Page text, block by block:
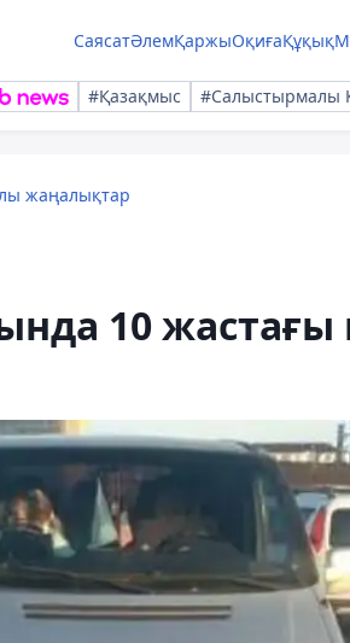
СаясатӘлемҚаржыОқиғаҚұқық
#Қазақмыс #Салыстырмалы
жаңалықтар
10